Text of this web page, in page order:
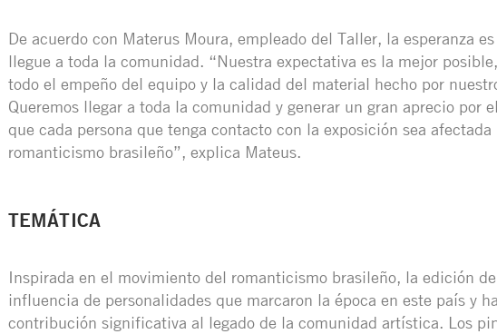
De acuerdo con Materus Moura, empleado del Taller, la esperanza
llegue a toda la comunidad. “Nuestra expectativa es la mejor
todo el empeño del equipo y la calidad del material hecho por
Queremos llegar a toda la comunidad y generar un gran aprecio por
que cada persona que tenga contacto con la exposición sea
romanticismo brasileño”, explica Mateus.
TEMÁTICA
Inspirada en el movimiento del romanticismo brasileño, la edición
influencia de personalidades que marcaron la época en este país y
contribución significativa al legado de la comunidad artística. Los